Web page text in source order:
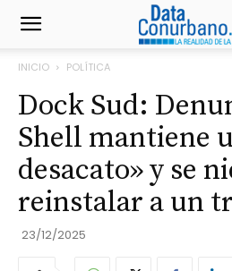
INICIO POLÍTICA
Dock Sud:
Shell mantiene
desacato» y se
reinstalar a un
23/12/2025